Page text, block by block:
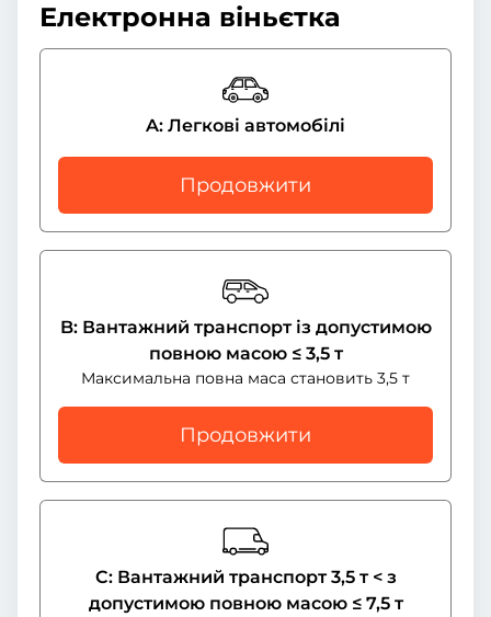
Електронна віньєтка
A: Легкові автомобілі
Продовжити
B: Вантажний транспорт із допустимою
повною масою ≤ 3,5 т
Максимальна повна маса становить 3,5 т
Продовжити
C: Вантажний транспорт 3,5 т < з
допустимою повною масою ≤ 7,5 т